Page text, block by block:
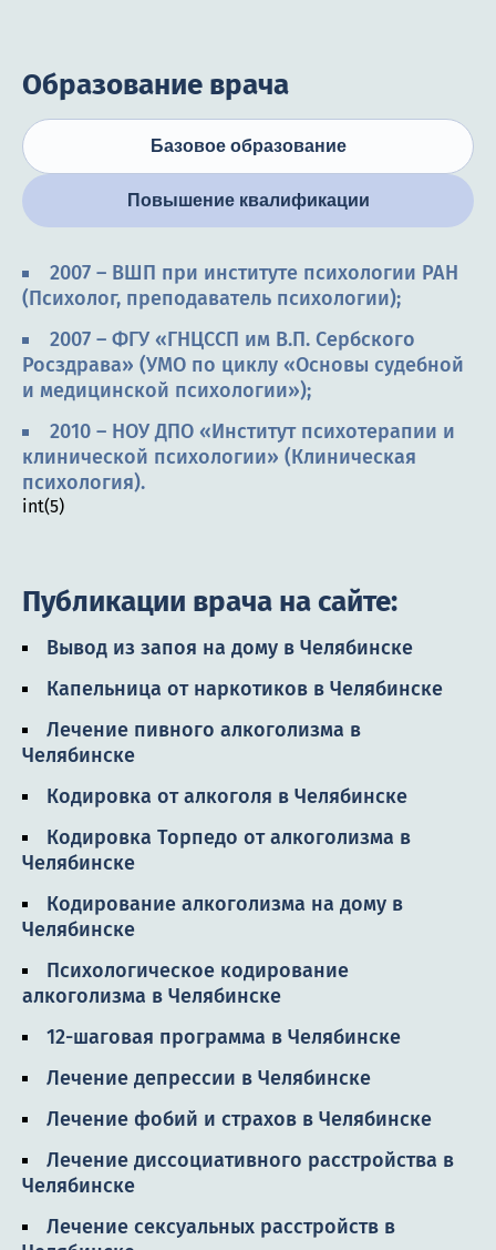
Образование врача
Базовое образование
Повышение квалификации
2007 – ВШП при институте психологии РАН
(Психолог, преподаватель психологии);
2007 – ФГУ «ГНЦССП им В.П. Сербского
Росздрава» (УМО по циклу «Основы судебной
и медицинской психологии»);
2010 – НОУ ДПО «Институт психотерапии и
клинической психологии» (Клиническая
психология).
int(5)
Публикации врача на сайте:
Вывод из запоя на дому в Челябинске
Капельница от наркотиков в Челябинске
Лечение пивного алкоголизма в
Челябинске
Кодировка от алкоголя в Челябинске
Кодировка Торпедо от алкоголизма в
Челябинске
Кодирование алкоголизма на дому в
Челябинске
Психологическое кодирование
алкоголизма в Челябинске
12-шаговая программа в Челябинске
Лечение депрессии в Челябинске
Лечение фобий и страхов в Челябинске
Лечение диссоциативного расстройства в
Челябинске
Лечение сексуальных расстройств в